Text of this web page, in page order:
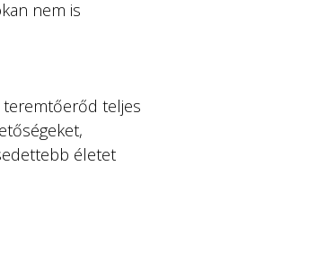
nem is
teremtőerőd teljes
életet